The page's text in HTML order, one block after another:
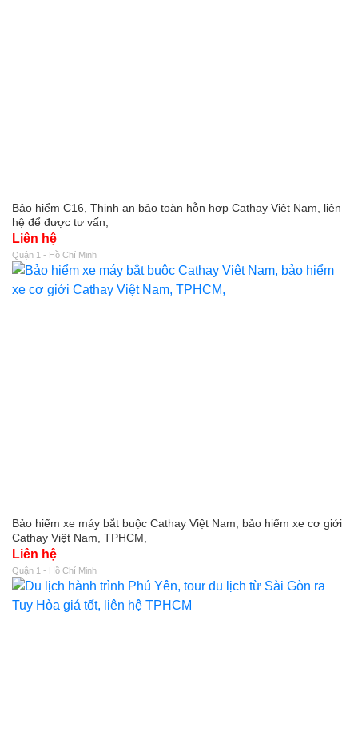
Bảo hiểm C16, Thịnh an bảo toàn hỗn hợp Cathay Việt Nam, liên
hệ để được tư vấn,
Liên hệ
Quận 1 - Hồ Chí Minh
Bảo hiểm xe máy bắt buộc Cathay Việt Nam, bảo hiểm xe cơ giới
Cathay Việt Nam, TPHCM,
Liên hệ
Quận 1 - Hồ Chí Minh